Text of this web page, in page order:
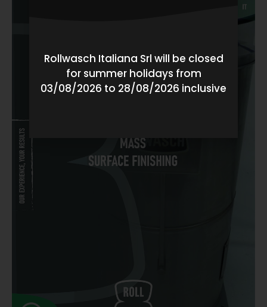
Rollwasch Italiana Srl will be closed
for summer holidays from
03/08/2026 to 28/08/2026 inclusive